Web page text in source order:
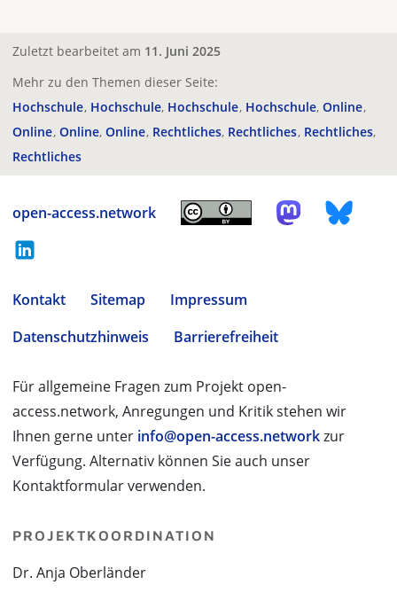
Zuletzt bearbeitet am 11. Juni 2025
Mehr zu den Themen dieser Seite:
Hochschule Hochschule Hochschule Hochschule Online
Online Online Online Rechtliches Rechtliches Rechtliches
Rechtliches
open-access.network
Kontakt Sitemap
Impressum
Datenschutzhinweis
Barrierefreiheit
Für allgemeine Fragen zum Projekt open-
access.network, Anregungen und Kritik stehen wir
Ihnen gerne unter info@open-access.networkzur
Verfügung. Alternativ können Sie auch unser
Kontaktformular verwenden.
PROJEKTKOORDINATION
Dr. Anja Oberländer